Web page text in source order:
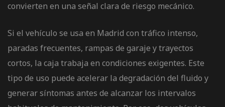
convierten en una señal clara de riesgo mecánico.
Si el vehículo se usa en Madrid con tráfico intenso,
paradas frecuentes, rampas de garaje y trayectos
cortos, la caja trabaja en condiciones exigentes. Este
tipo de uso puede acelerar la degradación del fluido y
generar síntomas antes de alcanzar los intervalos